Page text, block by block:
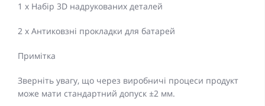
1 х Набір 3D надрукованих деталей
2 х Антиковзні прокладки для батарей
Примітка
Зверніть увагу, що через виробничі процеси продукт
може мати стандартний допуск ±2 мм.